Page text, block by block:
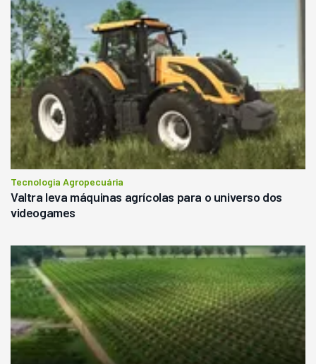
Tecnologia Agropecuária
Valtra leva máquinas agrícolas para o universo dos
videogames